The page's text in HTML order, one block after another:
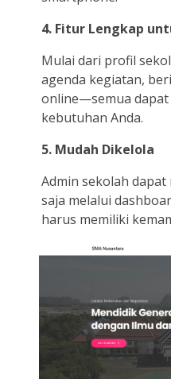
4. Fitur Lengkap
Mulai dari profil
agenda kegiatan,
online—semua dapat
kebutuhan Anda.
5. Mudah Dikelola
Admin sekolah
saja melalui
harus memiliki